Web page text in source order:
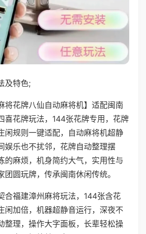
及特色;
将花牌八仙自动麻将机】适配闽南
喜花牌玩法，144张花牌专用，花牌
闲规则一键适配，自动麻将机超静
娱乐也不扰邻，花牌自动整理摆
的麻烦，机身简约大气，实用性与
团圆玩牌，传承闽南休闲传统。
合福建漳州麻将玩法，144张含花
闲加倍，机器超静音运行，深夜不
整理，操作大字面板，长辈轻松操